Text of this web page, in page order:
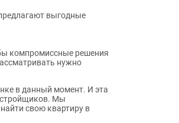
выгодные
компромиссные решения
нужно
в данный момент. И эта
Мы
свою квартиру в